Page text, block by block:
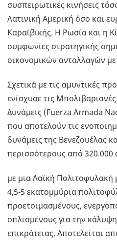
συσπειρωτικές κινήσεις
Λατινική Αμερική όσο και
Καραϊβικής. Η Ρωσία και η
συμφωνίες στρατηγικής
οικονομικών ανταλλαγών
Σχετικά με τις αμυντικές
ενίσχυσε τις
Δυνάμεις (Fuerza Armada
που αποτελούν τις
δυνάμεις της Βενεζουέλας
περισσότερους από 320.000
με μια Λαϊκή
4,5-5 εκατομμύρια
προετοιμασμένους,
οπλισμένους για την
επικράτειας. Αποτελείται